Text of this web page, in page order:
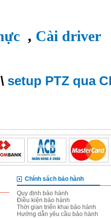
, Cài driver
\ setup PTZ qua
Chính sách bảo hành
Quy định bảo hành
Điều kiện bảo hành
Thời gian triển khai bảo hành
Hướng dẫn yêu cầu bảo hành